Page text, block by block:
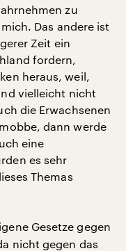
zu
Das andere ist
Zeit ein
fordern,
heraus, weil,
vielleicht nicht
die Erwachsenen
dann werde
eine
es sehr
Themas
Gesetze gegen
nicht gegen das